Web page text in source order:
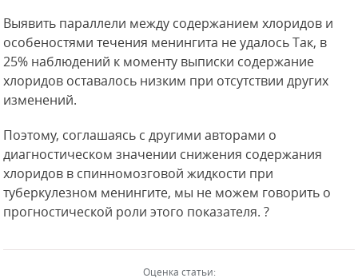
Выявить параллели между содержанием хлоридов и
особеностями течения менингита не удалось Так, в
25% наблюдений к моменту выписки содержание
хлоридов оставалось низким при отсутствии других
изменений.
Поэтому, соглашаясь с другими авторами о
диагностическом значении снижения содержания
хлоридов в спинномозговой жидкости при
туберкулезном менингите, мы не можем говорить о
прогностической роли этого показателя. ?
Оценка статьи: